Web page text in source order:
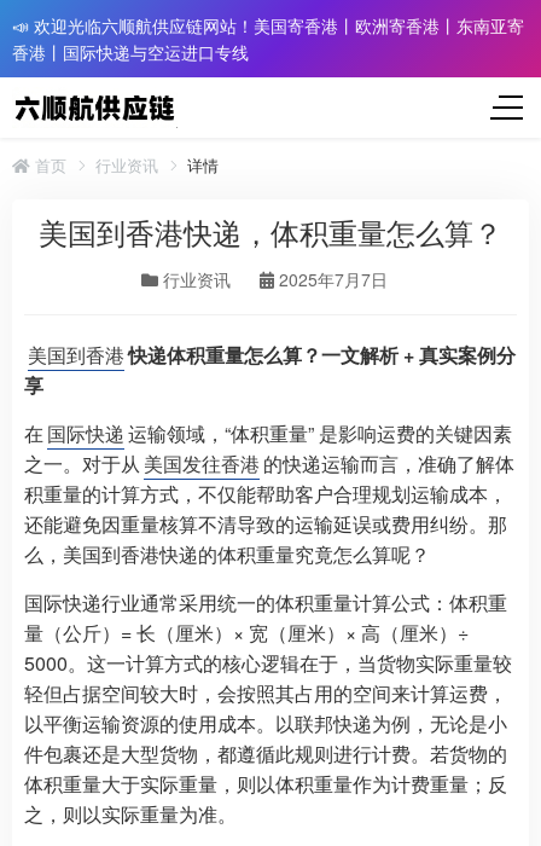
📣 欢迎光临六顺航供应链网站！美国寄香港丨欧洲寄香港丨东南亚寄
香港丨国际快递与空运进口专线
首页 行业资讯 详情
美国到香港快递，体积重量怎么算？
行业资讯 2025年7月7日
美国到香港快递体积重量怎么算？一文解析 + 真实案例分
享​
在 国际快递运输领域，“体积重量” 是影响运费的关键因素
之一。对于从 美国发往香港 的快递运输而言，准确了解体
积重量的计算方式，不仅能帮助客户合理规划运输成本，
还能避免因重量核算不清导致的运输延误或费用纠纷。那
么，美国到香港快递的体积重量究竟怎么算呢？​
国际快递行业通常采用统一的体积重量计算公式：体积重
量（公斤）= 长（厘米）× 宽（厘米）× 高（厘米）÷
5000。这一计算方式的核心逻辑在于，当货物实际重量较
轻但占据空间较大时，会按照其占用的空间来计算运费，
以平衡运输资源的使用成本。以联邦快递为例，无论是小
件包裹还是大型货物，都遵循此规则进行计费。若货物的
体积重量大于实际重量，则以体积重量作为计费重量；反
之，则以实际重量为准。​